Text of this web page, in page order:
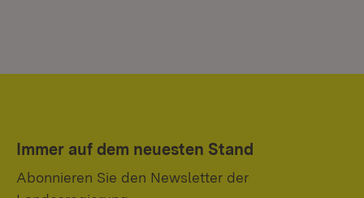
Immer auf dem neuesten Stand
Abonnieren Sie den Newsletter der